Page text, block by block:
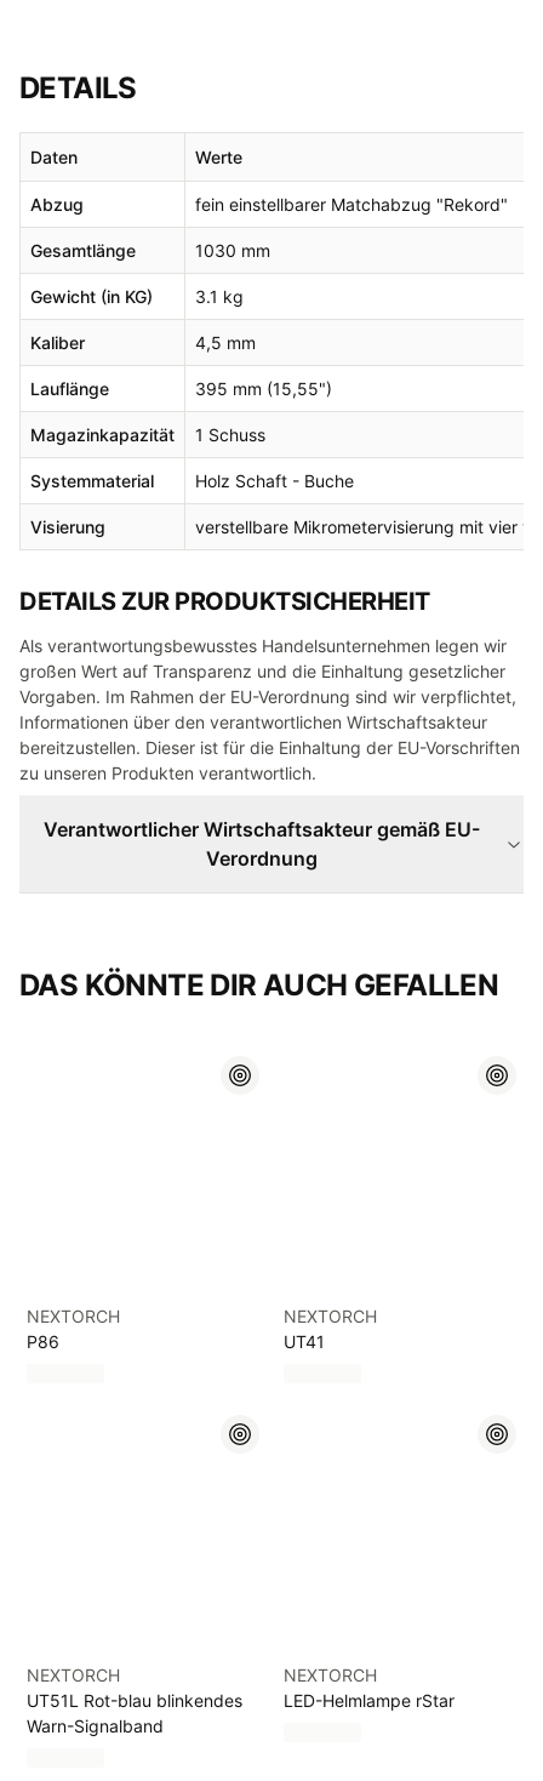
DETAILS
Daten Werte
Abzug fein einstellbarer Matchabzug "Rekord"
Gesamtlänge 1030 mm
Gewicht (in KG) 3.1 kg
Kaliber 4,5 mm
Lauflänge 395 mm (15,55")
Magazinkapazität 1 Schuss
Systemmaterial Holz Schaft - Buche
Visierung verstellbare Mikrometervisierung mit vier
DETAILS ZUR PRODUKTSICHERHEIT
Als verantwortungsbewusstes Handelsunternehmen legen wir
großen Wert auf Transparenz und die Einhaltung gesetzlicher
Vorgaben. Im Rahmen der EU-Verordnung sind wir verpflichtet,
Informationen über den verantwortlichen Wirtschaftsakteur
bereitzustellen. Dieser ist für die Einhaltung der EU-Vorschriften
zu unseren Produkten verantwortlich.
Verantwortlicher Wirtschaftsakteur gemäß EU-
Verordnung
DAS KÖNNTE DIR AUCH GEFALLEN
NEXTORCH
P86
NEXTORCH
UT41
NEXTORCH
UT51L Rot-blau blinkendes
Warn-Signalband
NEXTORCH
LED-Helmlampe rStar